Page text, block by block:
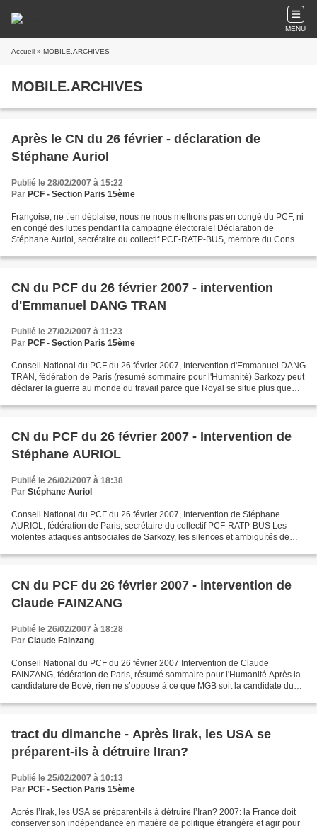
MENU
Accueil » MOBILE.ARCHIVES
MOBILE.ARCHIVES
Après le CN du 26 février - déclaration de
Stéphane Auriol
Publié le 28/02/2007 à 15:22
Par PCF - Section Paris 15ème
Françoise, ne t’en déplaise, nous ne nous mettrons pas en congé du PCF, ni
en congé des luttes pendant la campagne électorale! Déclaration de
Stéphane Auriol, secrétaire du collectif PCF-RATP-BUS, membre du Conseil
CN du PCF du 26 février 2007 - intervention
d'Emmanuel DANG TRAN
Publié le 27/02/2007 à 11:23
Par PCF - Section Paris 15ème
Conseil National du PCF du 26 février 2007, Intervention d'Emmanuel DANG
TRAN, fédération de Paris (résumé sommaire pour l'Humanité) Sarkozy peut
déclarer la guerre au monde du travail parce que Royal se situe plus que
CN du PCF du 26 février 2007 - Intervention de
Stéphane AURIOL
Publié le 26/02/2007 à 18:38
Par Stéphane Auriol
Conseil National du PCF du 26 février 2007, Intervention de Stéphane
AURIOL, fédération de Paris, secrétaire du collectif PCF-RATP-BUS Les
violentes attaques antisociales de Sarkozy, les silences et ambiguïtés de
CN du PCF du 26 février 2007 - intervention de
Claude FAINZANG
Publié le 26/02/2007 à 18:28
Par Claude Fainzang
Conseil National du PCF du 26 février 2007 Intervention de Claude
FAINZANG, fédération de Paris, résumé sommaire pour l'Humanité Après la
candidature de Bové, rien ne s’oppose à ce que MGB soit la candidate du
tract du dimanche - Après lIrak, les USA se
préparent-ils à détruire lIran?
Publié le 25/02/2007 à 10:13
Par PCF - Section Paris 15ème
Après l’Irak, les USA se préparent-ils à détruire l’Iran? 2007: la France doit
conserver son indépendance en matière de politique étrangère et agir pour